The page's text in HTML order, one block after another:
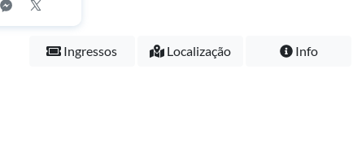
Ingressos Localização Info